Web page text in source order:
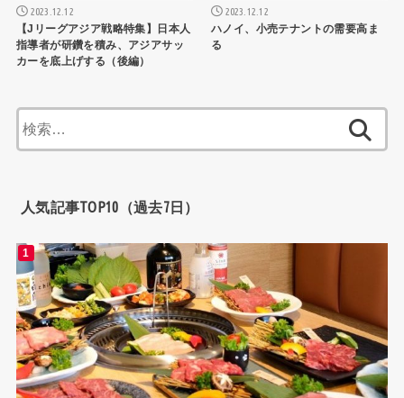
2023.12.12
【Jリーグアジア戦略特集】日本人
指導者が研鑽を積み、アジアサッ
カーを底上げする（後編）
2023.12.12
ハノイ、小売テナントの需要高ま
る
索:
人気記事TOP10（過去7日）